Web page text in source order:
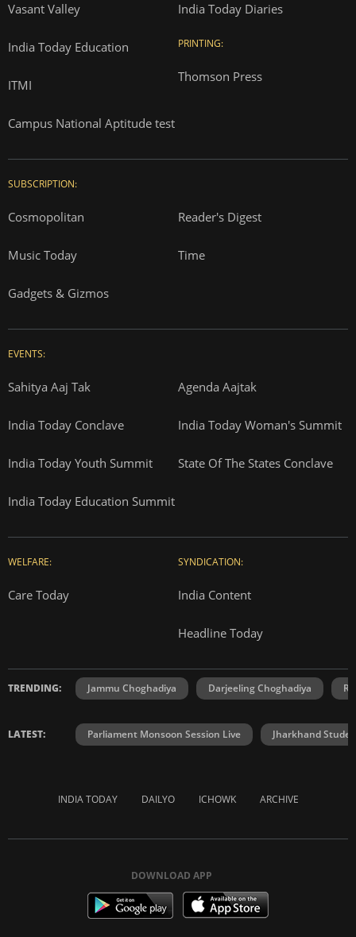
Vasant Valley
India Today Education
ITMI
Campus National Aptitude test
India Today Diaries
PRINTING:
Thomson Press
SUBSCRIPTION:
Cosmopolitan Reader's Digest
Music Today Time
Gadgets & Gizmos
EVENTS:
Sahitya Aaj Tak Agenda Aajtak
India Today Conclave India Today Woman's Summit
India Today Youth Summit State Of The States Conclave
India Today Education Summit
WELFARE:
Care Today
SYNDICATION:
India Content
Headline Today
TRENDING: Jammu Choghadiya Darjeeling Choghadiya
LATEST: Parliament Monsoon Session Live Jharkhand
INDIA TODAY DAILYO ICHOWK ARCHIVE
DOWNLOAD APP